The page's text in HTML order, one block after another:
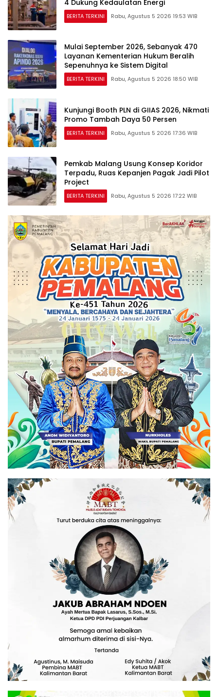
4 Dukung Kedaulatan Energi
BERITA TERKINI Rabu, Agustus 5 2026 19:53 WIB
Mulai September 2026, Sebanyak 470
Layanan Kementerian Hukum Beralih
Sepenuhnya ke Sistem Digital
BERITA TERKINI Rabu, Agustus 5 2026 18:50 WIB
Kunjungi Booth PLN di GIIAS 2026, Nikmati
Promo Tambah Daya 50 Persen
BERITA TERKINI Rabu, Agustus 5 2026 17:36 WIB
Pemkab Malang Usung Konsep Koridor
Terpadu, Ruas Kepanjen Pagak Jadi Pilot
Project
BERITA TERKINI Rabu, Agustus 5 2026 17:22 WIB